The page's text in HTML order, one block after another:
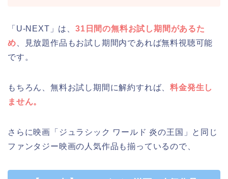
「U-NEXT」は、 31日間の無料お試し期間があるた
め、見放題作品もお試し期間内であれば無料視聴可能
です。
もちろん、無料お試し期間に解約すれば、料金発生し
ません。
さらに映画「ジュラシック ワールド 炎の王国」と同じ
ファンタジー映画の人気作品も揃っているので、